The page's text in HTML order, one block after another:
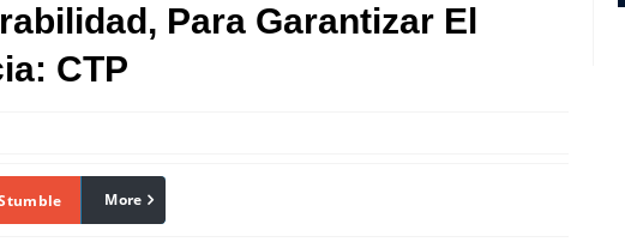
Para Garantizar El
CTP
linkedin
More